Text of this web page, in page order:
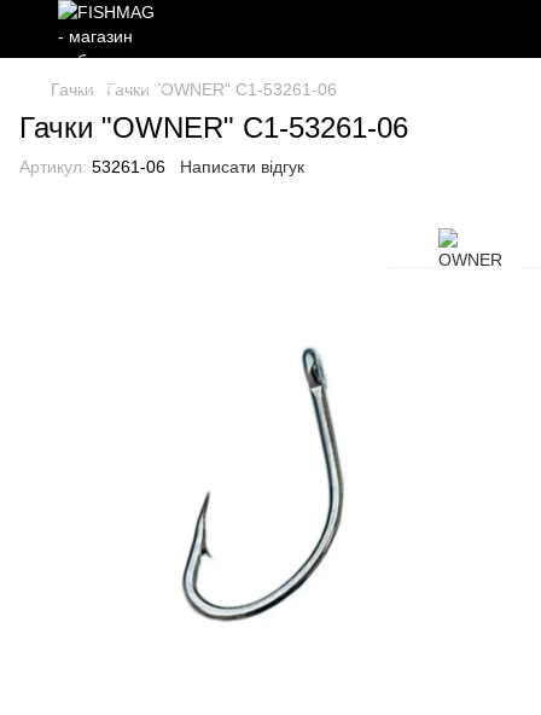
Гачки Гачки "OWNER" C1-53261-06
Гачки "OWNER" C1-53261-06
Артикул: 53261-06 Написати відгук